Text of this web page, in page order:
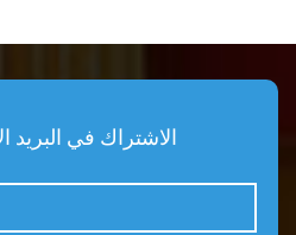
الاشتراك في البريد